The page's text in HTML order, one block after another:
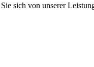
sich von unserer